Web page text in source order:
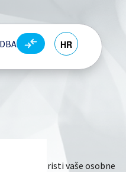
EN
HR
te kako koristi vaše osobne